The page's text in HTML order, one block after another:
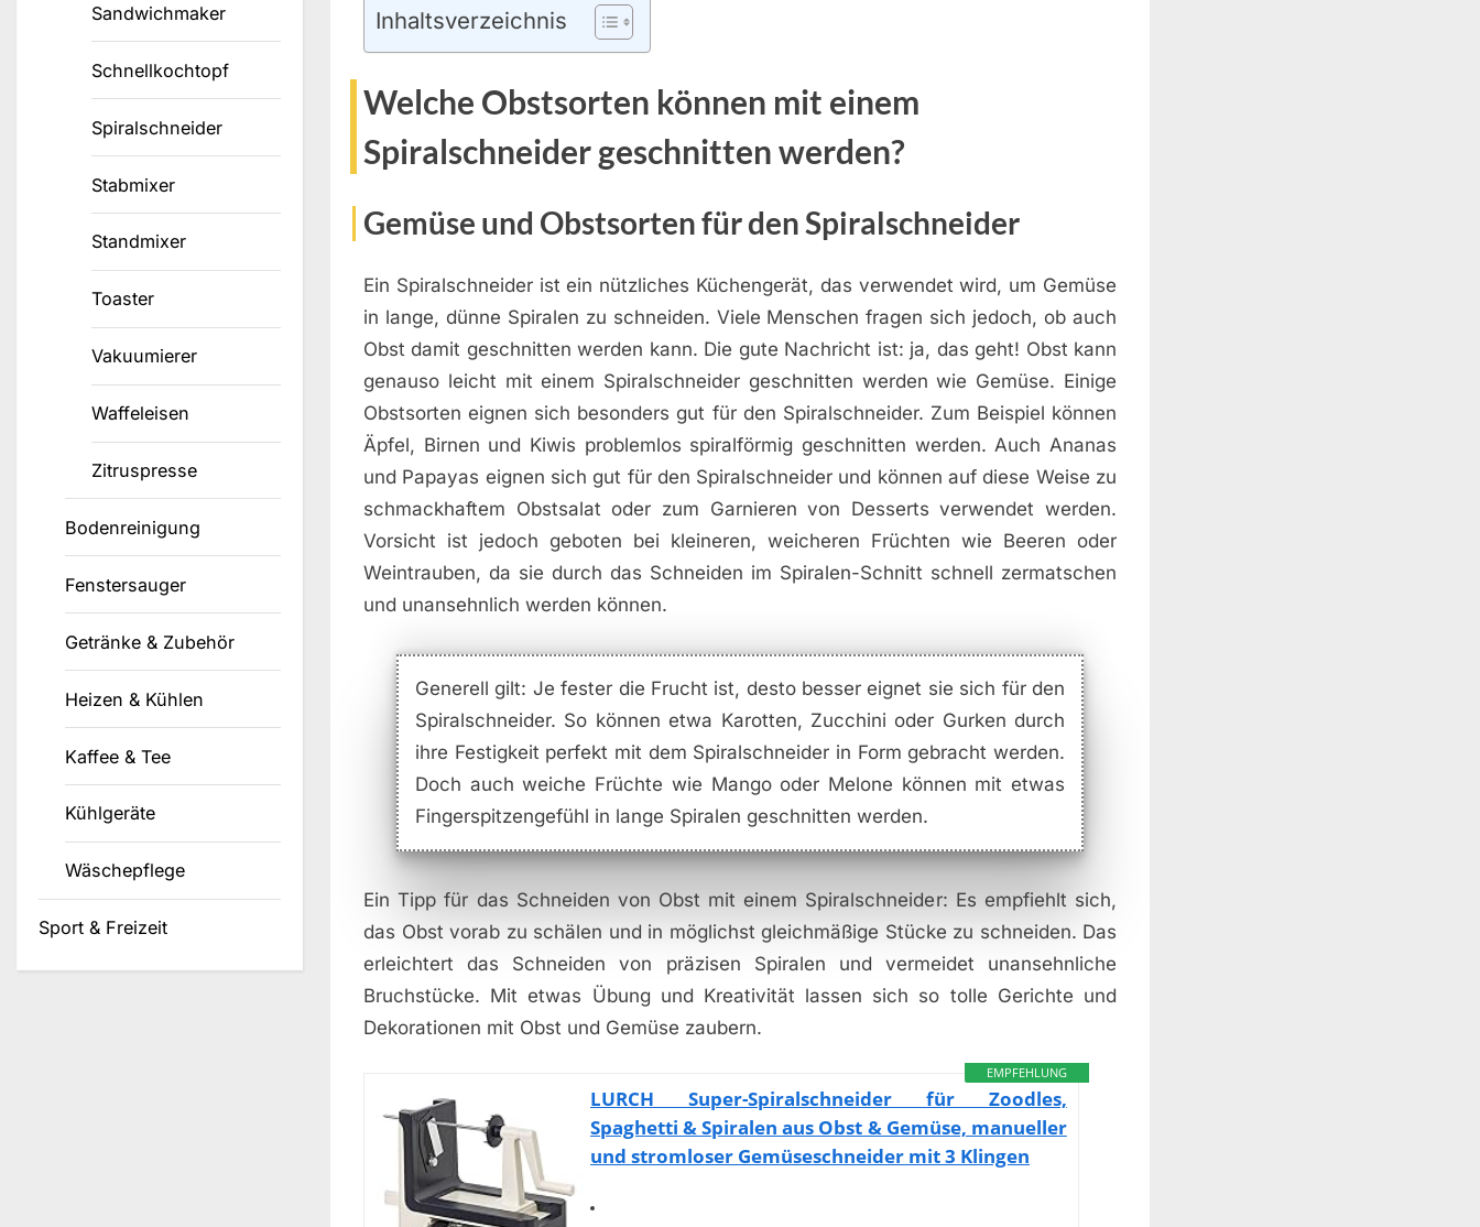
Inhaltsverzeichnis
Welche Obstsorten können mit einem
Spiralschneider geschnitten werden?
Gemüse und Obstsorten für den Spiralschneider
Ein Spiralschneider ist ein nützliches Küchengerät, das verwendet wird, um Gemüse
in lange, dünne Spiralen zu schneiden. Viele Menschen fragen sich jedoch, ob auch
Obst damit geschnitten werden kann. Die gute Nachricht ist: ja, das geht! Obst kann
genauso leicht mit einem Spiralschneider geschnitten werden wie Gemüse. Einige
Obstsorten eignen sich besonders gut für den Spiralschneider. Zum Beispiel können
Äpfel, Birnen und Kiwis problemlos spiralförmig geschnitten werden. Auch Ananas
und Papayas eignen sich gut für den Spiralschneider und können auf diese Weise zu
schmackhaftem Obstsalat oder zum Garnieren von Desserts verwendet werden.
Vorsicht ist jedoch geboten bei kleineren, weicheren Früchten wie Beeren oder
Weintrauben, da sie durch das Schneiden im Spiralen-Schnitt schnell zermatschen
und unansehnlich werden können.
Generell gilt: Je fester die Frucht ist, desto besser eignet sie sich für den
Spiralschneider. So können etwa Karotten, Zucchini oder Gurken durch
ihre Festigkeit perfekt mit dem Spiralschneider in Form gebracht werden.
Doch auch weiche Früchte wie Mango oder Melone können mit etwas
Fingerspitzengefühl in lange Spiralen geschnitten werden.
Ein Tipp für das Schneiden von Obst mit einem Spiralschneider: Es empfiehlt sich,
das Obst vorab zu schälen und in möglichst gleichmäßige Stücke zu schneiden. Das
erleichtert das Schneiden von präzisen Spiralen und vermeidet unansehnliche
Bruchstücke. Mit etwas Übung und Kreativität lassen sich so tolle Gerichte und
Dekorationen mit Obst und Gemüse zaubern.
EMPFEHLUNG
LURCH Super-Spiralschneider für Zoodles,
Spaghetti & Spiralen aus Obst & Gemüse, manueller
und stromloser Gemüseschneider mit 3 Klingen
Sandwichmaker
Schnellkochtopf
Spiralschneider
Stabmixer
Standmixer
Toaster
Vakuumierer
Waffeleisen
Zitruspresse
Bodenreinigung
Fenstersauger
Getränke & Zubehör
Heizen & Kühlen
Kaffee & Tee
Kühlgeräte
Wäschepflege
Sport & Freizeit